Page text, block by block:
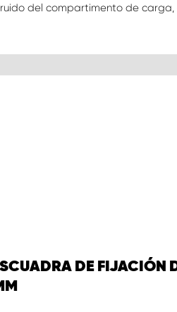
del compartimento de
DE FIJACIÓN